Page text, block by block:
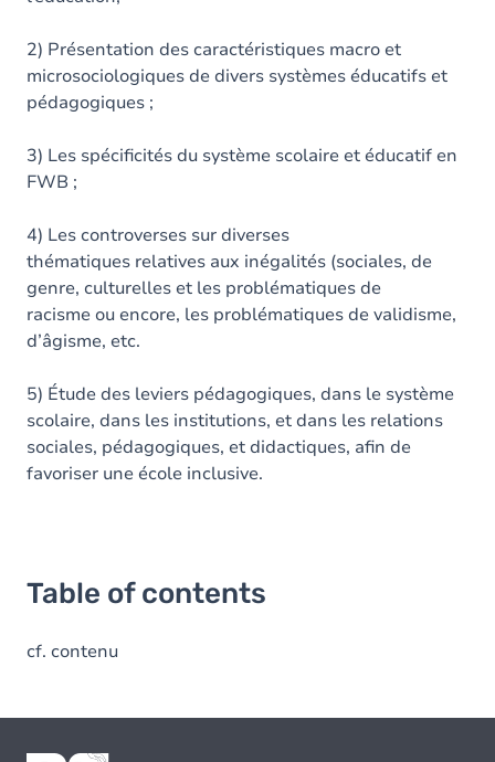
2) Présentation des caractéristiques macro et
microsociologiques de divers systèmes éducatifs et
pédagogiques ;
3) Les spécificités du système scolaire et éducatif en
FWB ;
4) Les controverses sur diverses
thématiques relatives aux inégalités (sociales, de
genre, culturelles et les problématiques de
racisme ou encore, les problématiques de validisme,
d’âgisme, etc.
5) Étude des leviers pédagogiques, dans le système
scolaire, dans les institutions, et dans les relations
sociales, pédagogiques, et didactiques, afin de
favoriser une école inclusive.
Table of contents
cf. contenu